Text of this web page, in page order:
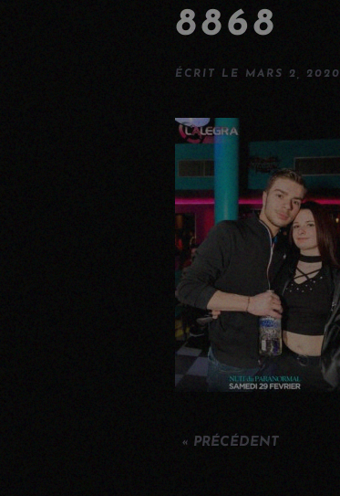
8868
ÉCRIT LE MARS 2, 2020
« PRÉCÉDENT